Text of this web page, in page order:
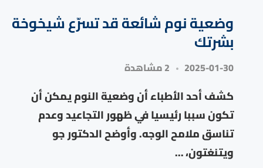
وضعية نوم شائعة قد تسرّع شيخوخة
بشرتك
2025-01-30 2 مشاهدة
كشف أحد الأطباء أن وضعية النوم يمكن أن
تكون سببا رئيسيا في ظهور التجاعيد وعدم
تناسق ملامح الوجه. وأوضح الدكتور جو
ويتنغتون، …